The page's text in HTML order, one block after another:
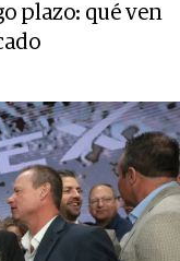
plazo: qué ven